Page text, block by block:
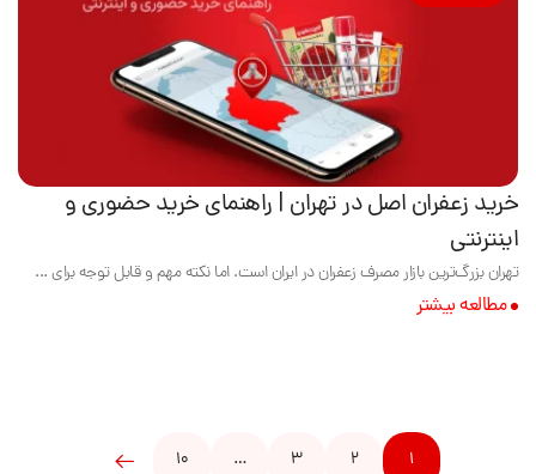
خرید زعفران اصل در تهران | راهنمای خرید حضوری و
اینترنتی
تهران بزرگ‌ترین بازار مصرف زعفران در ایران است. اما نکته مهم و قابل توجه برای ...
مطالعه بیشتر
1
2
3
…
10